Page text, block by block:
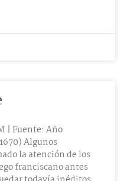
| Fuente: Año
Algunos
la atención de los
franciscano antes